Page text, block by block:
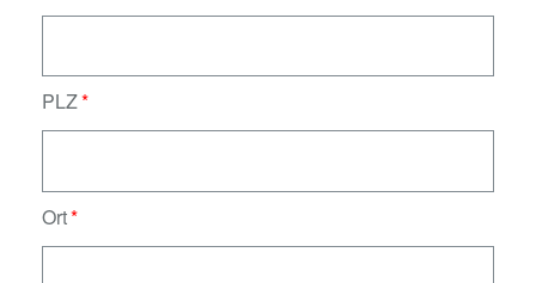
PLZ
Ort